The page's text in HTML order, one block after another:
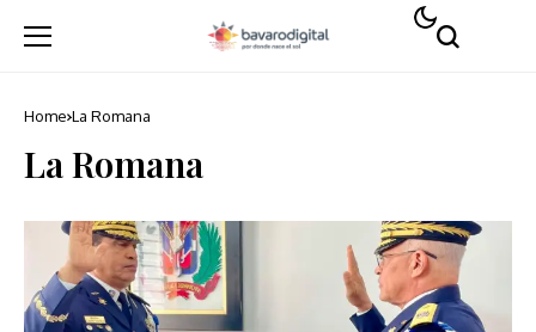
Home La Romana
La Romana